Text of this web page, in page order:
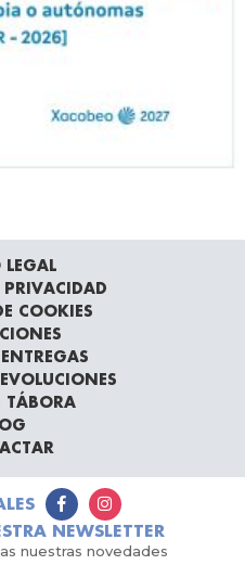
PRIVACIDAD
COOKIES
TÁBORA
NEWSLETTER
nuestras novedades